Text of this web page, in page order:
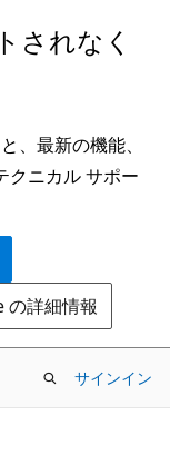
されなく
、最新の機能、
クニカル サポー
詳細情報
サインイン